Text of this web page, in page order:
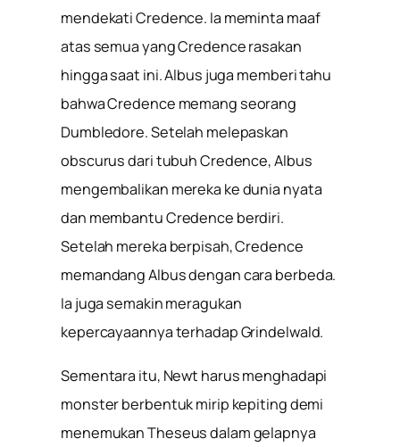
mendekati Credence. Ia meminta maaf
atas semua yang Credence rasakan
hingga saat ini. Albus juga memberi tahu
bahwa Credence memang seorang
Dumbledore. Setelah melepaskan
obscurus dari tubuh Credence, Albus
mengembalikan mereka ke dunia nyata
dan membantu Credence berdiri.
Setelah mereka berpisah, Credence
memandang Albus dengan cara berbeda.
Ia juga semakin meragukan
kepercayaannya terhadap Grindelwald.
Sementara itu, Newt harus menghadapi
monster berbentuk mirip kepiting demi
menemukan Theseus dalam gelapnya